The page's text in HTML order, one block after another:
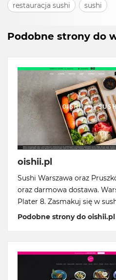
restauracja sushi sushi
Podobne strony do
oishii.pl
Sushi Warszawa oraz
oraz darmowa dostawa.
Plater 8. Zasmakuj się w
Podobne strony do oishii.pl